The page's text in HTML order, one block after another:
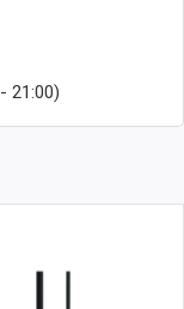
cấp năng lượng tối
21:00)